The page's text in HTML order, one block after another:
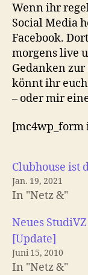
Wenn ihr
Social Media
Facebook.
morgens live
Gedanken
könnt ihr
– oder mir
[mc4wp_form
Clubhouse ist
Jan. 19, 2021
In "Netz &"
Neues
[Update]
Juni 15, 2010
In "Netz &"